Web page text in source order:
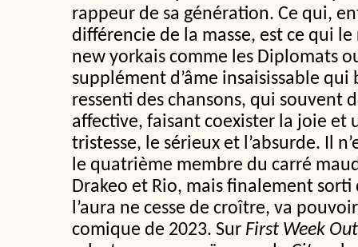
rappeur de sa génération. Ce qui,
différencie de la masse, est ce qui
new yorkais comme les Diplomats
supplément d’âme insaisissable qui
ressenti des chansons, qui souvent
affective, faisant coexister la joie et
tristesse, le sérieux et l’absurde. Il
le quatrième membre du carré
Drakeo et Rio, mais finalement
l’aura ne cesse de croître, va
comique de 2023. Sur First Week Out